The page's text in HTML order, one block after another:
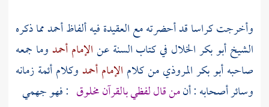
وأخرجت كراسا قد أحضرته مع العقيدة فيه ألفاظأحمدمما ذكره
الشيخ أبو بكر الخلال في كتاب السنة عنالإمام أحمدوما جمعه
صاحبهأبو بكر المروذيمن كلام الإمام أحمدوكلام أئمة زمانه
وسائر أصحابه : أنمن قال لفظي بالقرآن مخلوق : فهو جهمي